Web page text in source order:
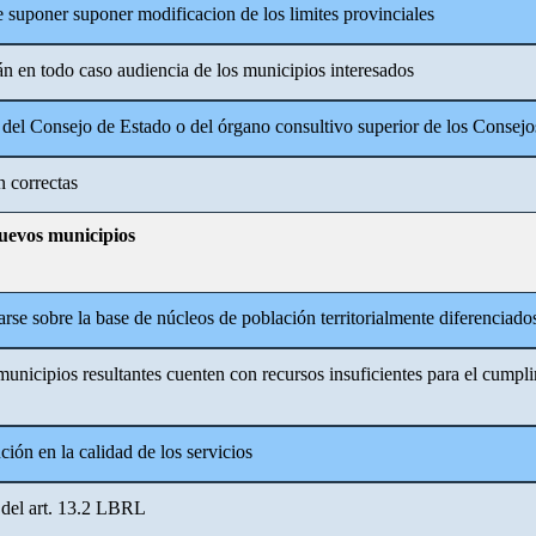
suponer suponer modificacion de los limites provinciales
en todo caso audiencia de los municipios interesados
Consejo de Estado o del órgano consultivo superior de los
correctas
municipios
sobre la base de núcleos de población territorialmente
resultantes cuenten con recursos insuficientes para el
en la calidad de los servicios
del art. 13.2 LBRL